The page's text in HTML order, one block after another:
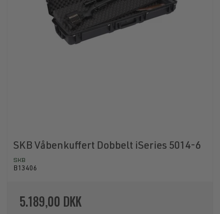
SKB Våbenkuffert Dobbelt iSeries 5014-6
SKB
B13406
5.189,00 DKK